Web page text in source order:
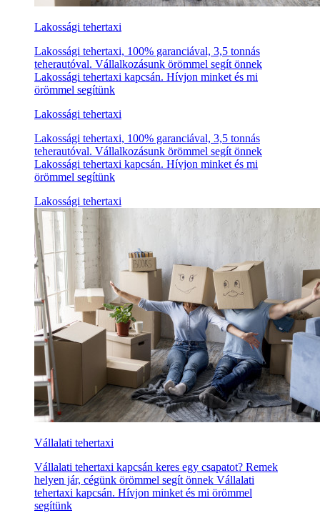
Lakossági tehertaxi
Lakossági tehertaxi, 100% garanciával, 3,5 tonnás
teherautóval. Vállalkozásunk örömmel segít önnek
Lakossági tehertaxi kapcsán. Hívjon minket és mi
örömmel segítünk
Lakossági tehertaxi
Lakossági tehertaxi, 100% garanciával, 3,5 tonnás
teherautóval. Vállalkozásunk örömmel segít önnek
Lakossági tehertaxi kapcsán. Hívjon minket és mi
örömmel segítünk
Lakossági tehertaxi
Vállalati tehertaxi
Vállalati tehertaxi kapcsán keres egy csapatot? Remek
helyen jár, cégünk örömmel segít önnek Vállalati
tehertaxi kapcsán. Hívjon minket és mi örömmel
segítünk